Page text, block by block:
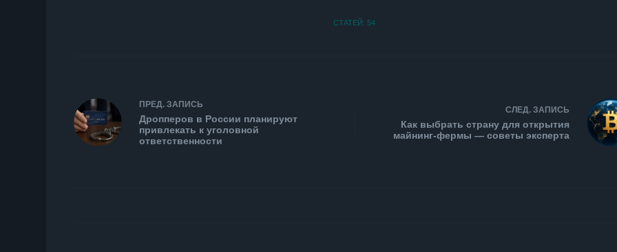
СТАТЕЙ: 54
ПРЕД.ЗАПИСЬ
Дропперов в России планируют
привлекать к уголовной
ответственности
СЛЕД.ЗАПИСЬ
Как выбрать страну для открытия
майнинг-фермы — советы эксперта